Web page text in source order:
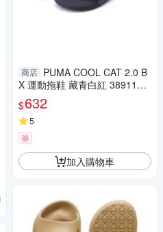
商店 PUMA COOL CAT 2.0 B
X 運動拖鞋 藏青白紅 389113-0
4 男鞋
$632
5
券
加入購物車